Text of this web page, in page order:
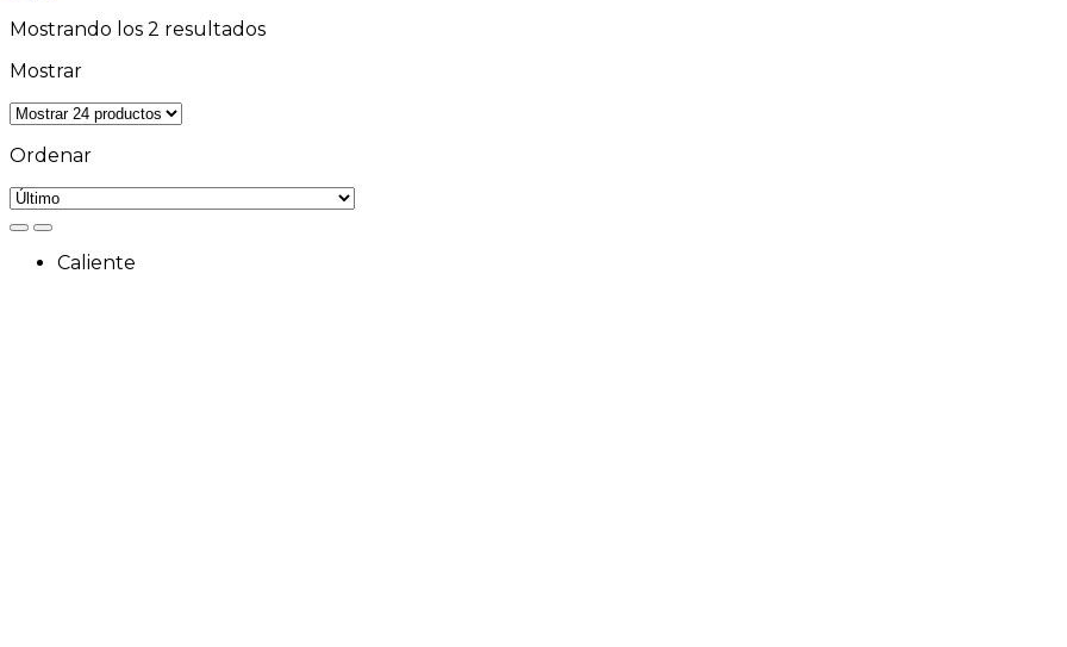
Mostrando los 2 resultados
Mostrar
Ordenar
Caliente